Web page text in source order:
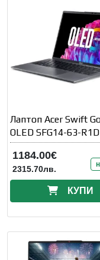
Лаптоп Acer Swift
OLED SFG14-63-
1184.00€
2315.70лв.
КУПИ